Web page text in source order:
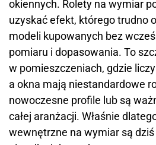
okiennych. Rolety na wymiar
uzyskać efekt, którego trudno
modeli kupowanych bez
pomiaru i dopasowania. To
w pomieszczeniach, gdzie
a okna mają niestandardowe
nowoczesne profile lub są
całej aranżacji. Właśnie
wewnętrzne na wymiar są